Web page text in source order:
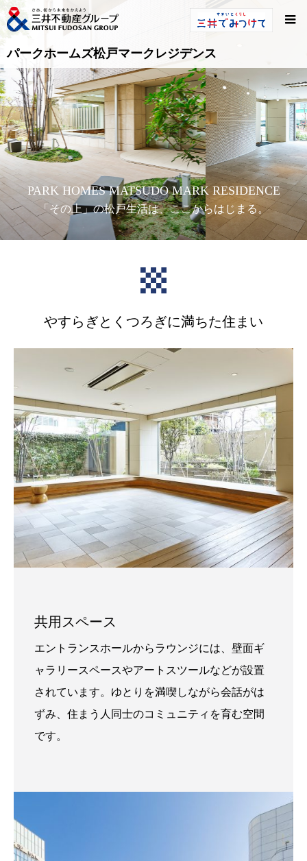
パークホームズ松戸マークレジデンス
PARK HOMES MATSUDO MARK RESIDENCE
「その上」の松戸生活は、ここからはじまる。
やすらぎとくつろぎに満ちた住まい
共用スペース
エントランスホールからラウンジには、壁面ギ
ャラリースペースやアートスツールなどが設置
されています。ゆとりを満喫しながら会話がは
ずみ、住まう人同士のコミュニティを育む空間
です。